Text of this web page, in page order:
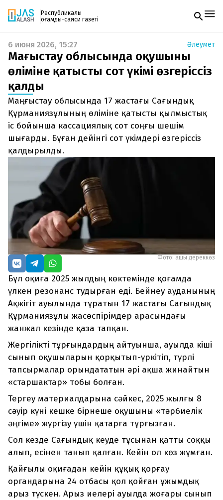
Республикалық
қоғамдық-саяси газеті
Жаңалықтар
Спорт
Live
Руханият
Аймақ
Архив
Заң және тәртіп
Редакциямен байланыс
+7 708 604 51 06
Жарнама бөлімі
+7 701 220 64 52
zhasalash100@gmail.com
Газетке жазылу
PDF форматтағы газетті ай сайын электронды
поштаңызға алып отырыңыз. Жаңа нөмір
шыққан сәтте сізге бірден жіберіледі. Тек email
енгізіңіз, біз қалғанын өзіміз жібереміз.
6 июня 2026, 15:27 Әлеумет
Маңғыстау облысында оқушының
өліміне қатысты сот үкімі өзгеріссіз
қалды
Маңғыстау облысында 17 жастағы Сағындық
Құрманиязұлының өліміне қатысты қылмыстық
іс бойынша кассациялық сот соңғы шешім
шығарды. Бұған дейінгі сот үкімдері өзгеріссіз
қалдырылды.
Фото: ашық дереккөз
Бұл оқиға 2025 жылдың көктемінде қоғамда
үлкен резонанс тудырған еді. Бейнеу ауданының
Ақжігіт ауылында тұратын 17 жастағы Сағындық
Құрманиязұлы жасөспірімдер арасындағы
жанжал кезінде қаза тапқан.
Жергілікті тұрғындардың айтуынша, ауылда кіші
сынып оқушыларын қорқытып-үркітіп, түрлі
тапсырмалар орындататын әрі ақша жинайтын
«старшактар» тобы болған.
Тергеу материалдарына сәйкес, 2025 жылғы 8
сәуір күні кешке бірнеше оқушыны «тәрбиелік
әңгіме» жүргізу үшін қатарға тұрғызған.
Сол кезде Сағындық кеуде тұсынан қатты соққы
алып, есінен танып қалған. Кейін ол көз жұмған.
Қайғылы оқиғадан кейін құқық қорғау
органдарына 24 отбасы қол қойған ұжымдық
арыз түскен. Арыз иелері ауылда жоғары сынып